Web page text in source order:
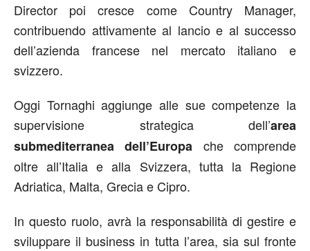
Director poi cresce come Country Manager,
contribuendo attivamente al lancio e al successo
dell’azienda francese nel mercato italiano e
svizzero.
Oggi Tornaghi aggiunge alle sue competenze la
supervisione strategica dell’area
submediterranea dell’Europa che comprende
oltre all’Italia e alla Svizzera, tutta la Regione
Adriatica, Malta, Grecia e Cipro.
In questo ruolo, avrà la responsabilità di gestire e
sviluppare il business in tutta l’area, sia sul fronte